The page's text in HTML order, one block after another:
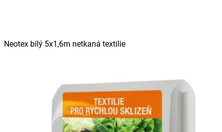
Neotex bílý 5x1,6m netkaná textilie